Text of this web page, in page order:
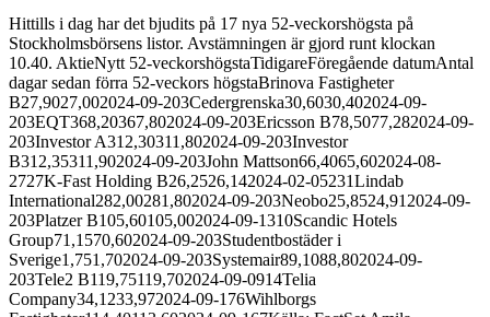
Hittills i dag har det bjudits på 17 nya 52-veckorshögsta på
Stockholmsbörsens listor. Avstämningen är gjord runt klockan
10.40. AktieNytt 52-veckorshögstaTidigareFöregående datumAntal
dagar sedan förra 52-veckors högstaBrinova Fastigheter
B27,9027,002024-09-203Cedergrenska30,6030,402024-09-
203EQT368,20367,802024-09-203Ericsson B78,5077,282024-09-
203Investor A312,30311,802024-09-203Investor
B312,35311,902024-09-203John Mattson66,4065,602024-08-
2727K-Fast Holding B26,2526,142024-02-05231Lindab
International282,00281,802024-09-203Neobo25,8524,912024-09-
203Platzer B105,60105,002024-09-1310Scandic Hotels
Group71,1570,602024-09-203Studentbostäder i
Sverige1,751,702024-09-203Systemair89,1088,802024-09-
203Tele2 B119,75119,702024-09-0914Telia
Company34,1233,972024-09-176Wihlborgs